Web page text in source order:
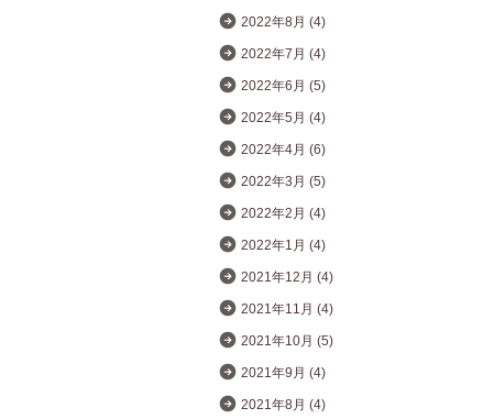
2022年8月 (4)
2022年7月 (4)
2022年6月 (5)
2022年5月 (4)
2022年4月 (6)
2022年3月 (5)
2022年2月 (4)
2022年1月 (4)
2021年12月 (4)
2021年11月 (4)
2021年10月 (5)
2021年9月 (4)
2021年8月 (4)